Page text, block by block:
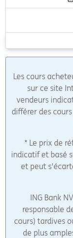
Les cours
sur ce site
vendeurs
différer des
* Le prix de
indicatif et basé
et peut
ING Bank
responsable
cours) tardives
de plus